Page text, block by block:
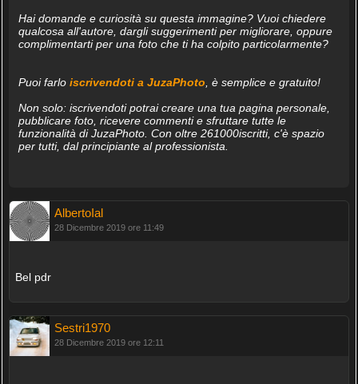
Hai domande e curiosità su questa immagine? Vuoi chiedere
qualcosa all'autore, dargli suggerimenti per migliorare, oppure
complimentarti per una foto che ti ha colpito particolarmente?
Puoi farlo iscrivendoti a JuzaPhoto , è semplice e gratuito!
Non solo: iscrivendoti potrai creare una tua pagina personale,
pubblicare foto, ricevere commenti e sfruttare tutte le
funzionalità di JuzaPhoto. Con oltre 261000iscritti, c'è spazio
per tutti, dal principiante al professionista.
AlbertoIal
28 Dicembre 2019 ore 11:49
Bel pdr
Sestri1970
28 Dicembre 2019 ore 12:11